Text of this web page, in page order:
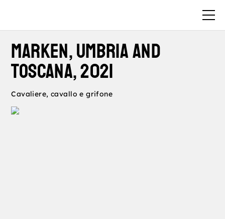
Marken, Umbria and
Toscana, 2021
Cavaliere, cavallo e grifone